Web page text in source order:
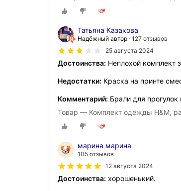
Татьяна Казакова
Надёжный автор 127 отзывов
25 августа 2024
Достоинства: Неплохой комплект
Недостатки: Краска на принте
Комментарий: Брали для прогулок
Товар — Комплект одежды H&M,
марина марина
105 отзывов
12 августа 2024
Достоинства: хорошенький.